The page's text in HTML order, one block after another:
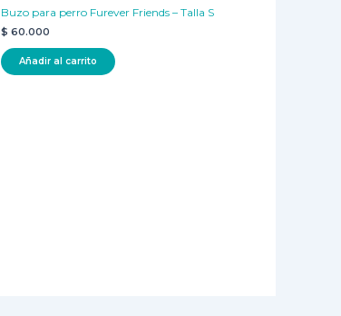
Buzo para perro Furever Friends – Talla S
$ 60.000
Añadir al carrito